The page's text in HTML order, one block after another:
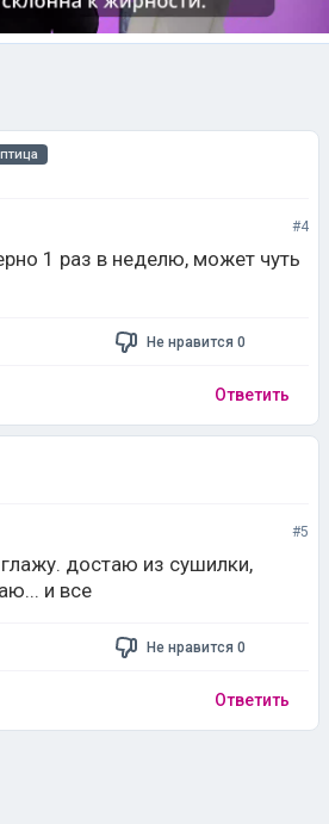
#4
1 раз в неделю, может чуть
Не нравится 0
Ответить
#5
достаю из сушилки,
и все
Не нравится 0
Ответить